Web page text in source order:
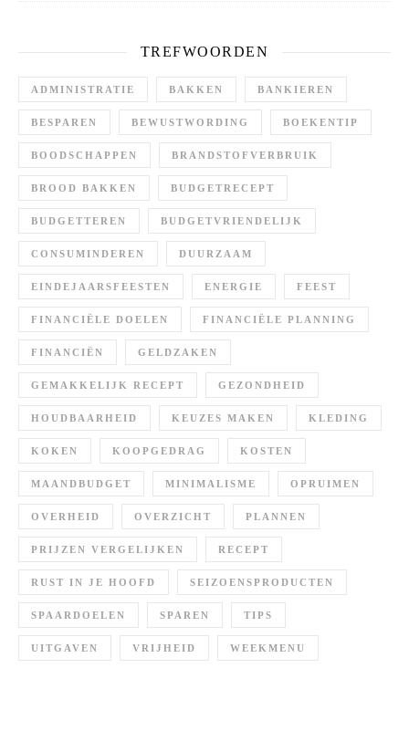
TREFWOORDEN
ADMINISTRATIE BAKKEN BANKIEREN
BESPAREN BEWUSTWORDING BOEKENTIP
BOODSCHAPPEN BRANDSTOFVERBRUIK
BROOD BAKKEN BUDGETRECEPT
BUDGETTEREN BUDGETVRIENDELIJK
CONSUMINDEREN DUURZAAM
EINDEJAARSFEESTEN ENERGIE FEEST
FINANCIËLE DOELEN FINANCIËLE PLANNING
FINANCIËN GELDZAKEN
GEMAKKELIJK RECEPT GEZONDHEID
HOUDBAARHEID KEUZES MAKEN KLEDING
KOKEN KOOPGEDRAG KOSTEN
MAANDBUDGET MINIMALISME OPRUIMEN
OVERHEID OVERZICHT PLANNEN
PRIJZEN VERGELIJKEN RECEPT
RUST IN JE HOOFD SEIZOENSPRODUCTEN
SPAARDOELEN SPAREN TIPS
UITGAVEN VRIJHEID WEEKMENU